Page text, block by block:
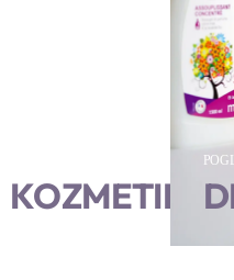
KOZMETIKA